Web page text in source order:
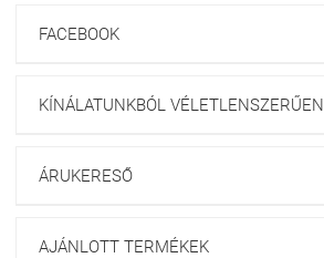
FACEBOOK
KÍNÁLATUNKBÓL VÉLETLENSZERŰEN
ÁRUKERESŐ
AJÁNLOTT TERMÉKEK